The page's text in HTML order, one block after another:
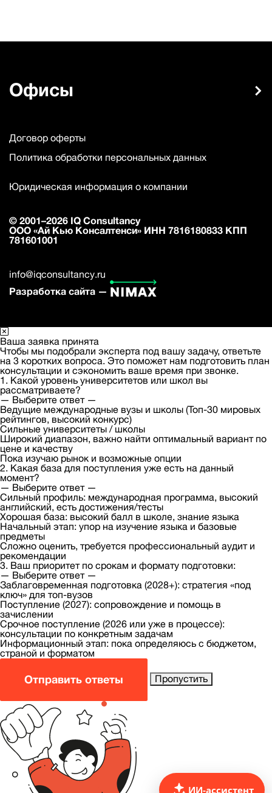
Офисы
Договор оферты
Политика обработки персональных данных
Юридическая информация о компании
© 2001–2026 IQ Consultancy
ООО «Ай Кью Консалтенси» ИНН 7816180833 КПП
781601001
info@iqconsultancy.ru
Разработка сайта —
Ваша заявка принята
Чтобы мы подобрали эксперта под вашу задачу, ответьте
на 3 коротких вопроса. Это поможет нам подготовить план
консультации и сэкономить ваше время при звонке.
1. Какой уровень университетов или школ вы
рассматриваете?
— Выберите ответ —
Ведущие международные вузы и школы (Топ-30 мировых
рейтингов, высокий конкурс)
Сильные университеты / школы
Широкий диапазон, важно найти оптимальный вариант по
цене и качеству
Пока изучаю рынок и возможные опции
2. Какая база для поступления уже есть на данный
момент?
— Выберите ответ —
Сильный профиль: международная программа, высокий
английский, есть достижения/тесты
Хорошая база: высокий балл в школе, знание языка
Начальный этап: упор на изучение языка и базовые
предметы
Сложно оценить, требуется профессиональный аудит и
рекомендации
3. Ваш приоритет по срокам и формату подготовки:
— Выберите ответ —
Заблаговременная подготовка (2028+): стратегия «под
ключ» для топ-вузов
Поступление (2027): сопровождение и помощь в
зачислении
Срочное поступление (2026 или уже в процессе):
консультации по конкретным задачам
Информационный этап: пока определяюсь с бюджетом,
страной и форматом
Отправить ответы Пропустить
ИИ-ассистент